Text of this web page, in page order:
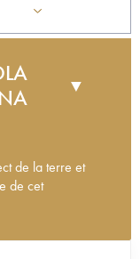
▼
de la terre et
de cet